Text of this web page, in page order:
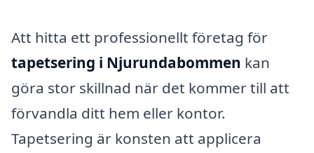
Att hitta ett professionellt företag för
tapetsering i Njurundabommen kan
göra stor skillnad när det kommer till att
förvandla ditt hem eller kontor.
Tapetsering är konsten att applicera